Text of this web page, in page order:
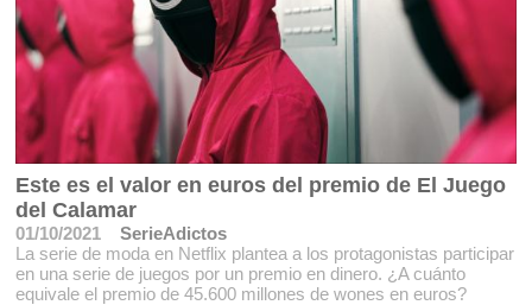
Este es el valor en euros del premio de El Juego
del Calamar
01/10/2021
SerieAdictos
La serie de moda en Netflix plantea a los protagonistas participar
en una serie de juegos por un premio en dinero. ¿A cuánto
equivale el premio de 45.600 millones de wones en euros?